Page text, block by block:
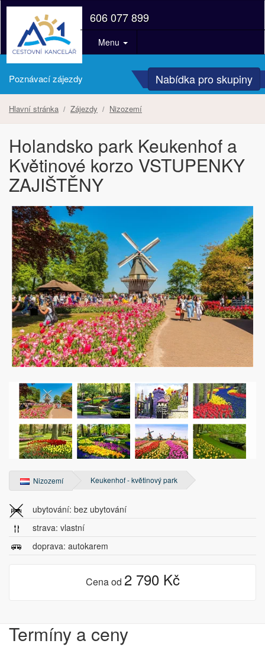
606 077 899
Menu
Poznávací zájezdy Nabídka pro skupiny
Hlavní stránka Zájezdy Nizozemí
Holandsko park Keukenhof a
Květinové korzo VSTUPENKY
ZAJIŠTĚNY
Nizozemí Keukenhof - květinový park
ubytování: bez ubytování
strava: vlastní
doprava: autokarem
Cena od 2 790 Kč
Termíny a ceny